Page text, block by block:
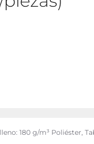
180 g/m³ Poliéster,